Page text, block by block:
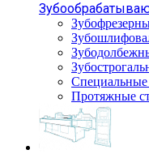
Специальные
Протяжные